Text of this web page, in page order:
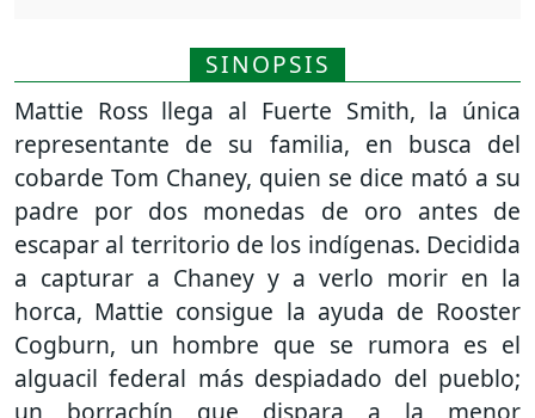
SINOPSIS
Mattie Ross llega al Fuerte Smith, la única
representante de su familia, en busca del
cobarde Tom Chaney, quien se dice mató a su
padre por dos monedas de oro antes de
escapar al territorio de los indígenas. Decidida
a capturar a Chaney y a verlo morir en la
horca, Mattie consigue la ayuda de Rooster
Cogburn, un hombre que se rumora es el
alguacil federal más despiadado del pueblo;
un borrachín que dispara a la menor